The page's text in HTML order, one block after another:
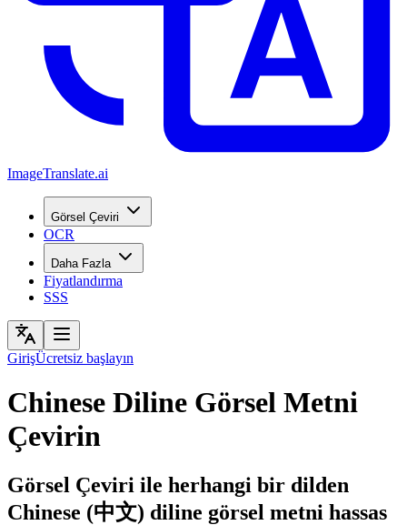
ImageTranslate.ai
Görsel Çeviri
OCR
Daha Fazla
Fiyatlandırma
SSS
GirişÜcretsiz başlayın
Chinese Diline Görsel Metni
Çevirin
Görsel Çeviri ile herhangi bir dilden
Chinese (中文) diline görsel metni hassas